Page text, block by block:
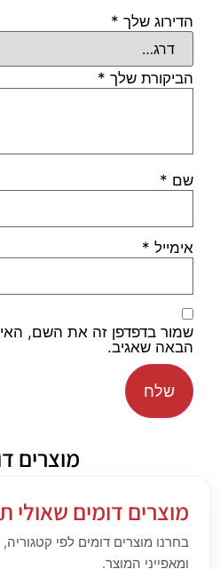
הדירוג שלך *
הביקורת שלך *
שם *
אימייל *
שמור בדפדפן זה את השם,
הבאה שאגיב.
מוצרים
מוצרים דומים שאולי
בחרנו מוצרים דומים לפי
ומאפייני המוצר.